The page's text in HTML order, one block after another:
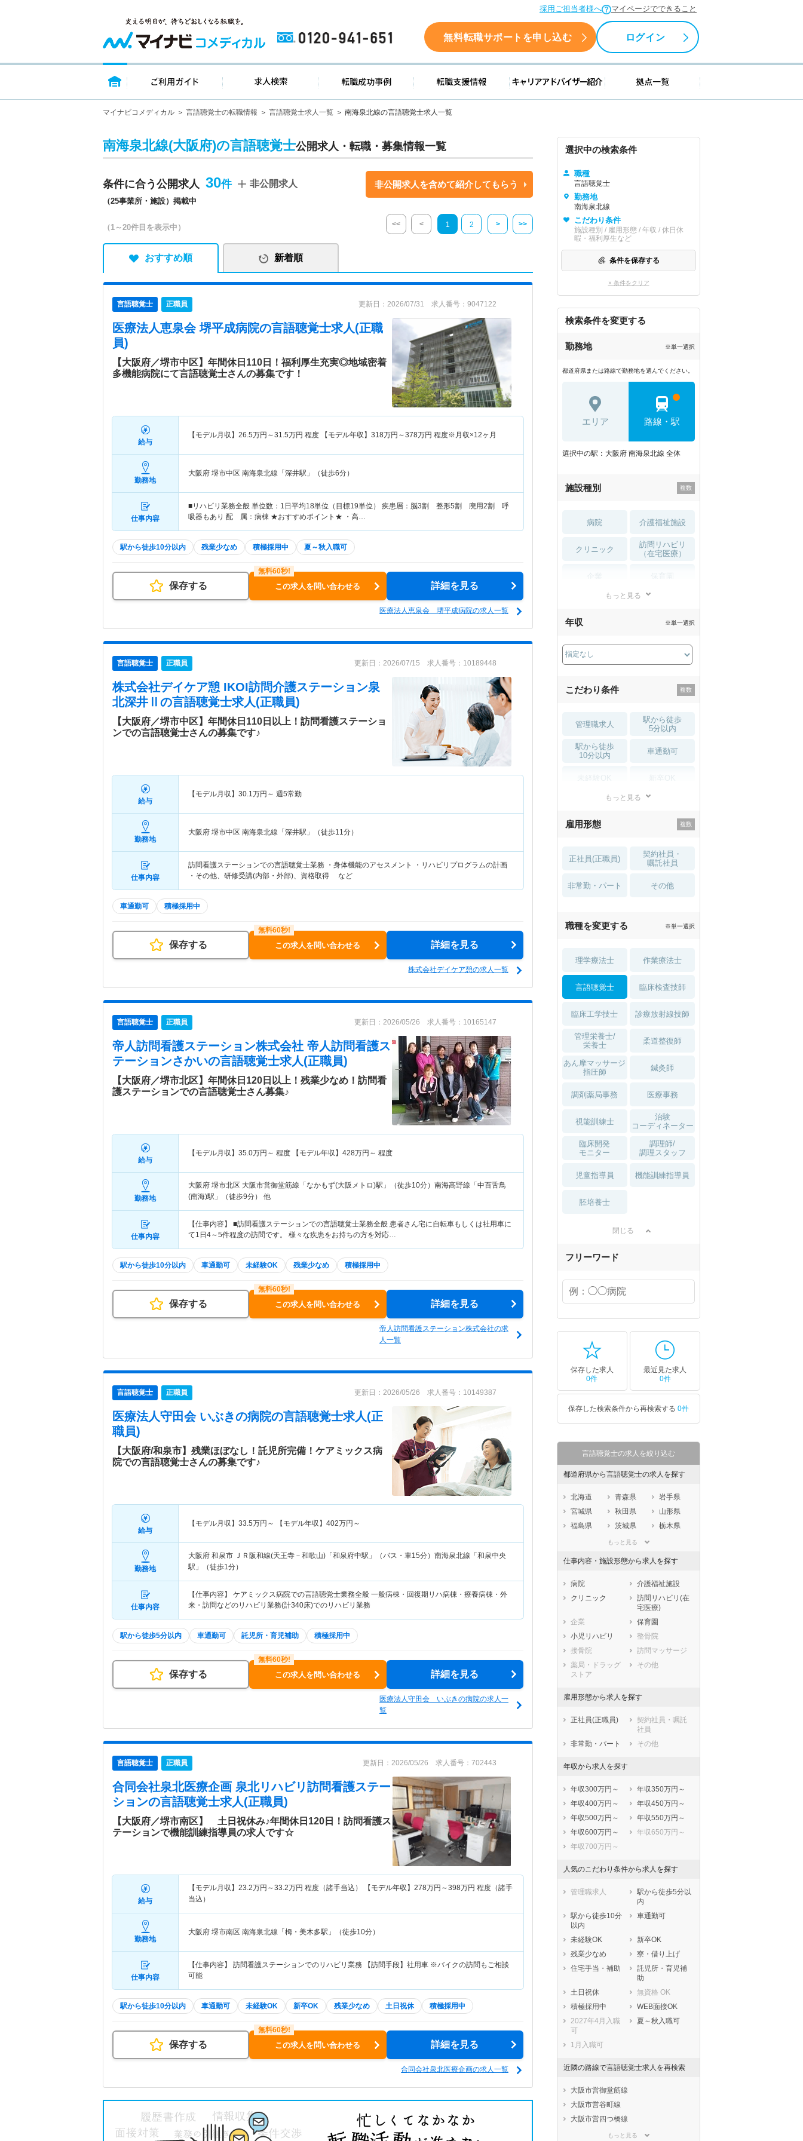
採用ご担当者様へ マイページでできること
0120-941-651 無料転職サポートを申し込む ログイン
トップページ ご利用ガイド 求人検索 転職成功事例 転職支援情報 キャリアアドバイザー紹介 拠点一覧
マイナビコメディカル 言語聴覚士の転職情報 言語聴覚士求人一覧 南海泉北線の言語聴覚士求人一覧
南海泉北線(大阪府)の言語聴覚士公開求人・転職・募集情報一覧
条件に合う公開求人 30
（25事業所・施設）掲載中
非公開求人 非公開求人を含めて紹介してもらう
（1～20件目を表示中） << < 1 2 > >>
おすすめ順 新着順
言語聴覚士 正職員 更新日：2026/07/31 求人番号：9047122
医療法人恵泉会 堺平成病院の言語聴覚士求人(正職
員)
【大阪府／堺市中区】年間休日110日！福利厚生充実◎地域密着
多機能病院にて言語聴覚士さんの募集です！
給与
【モデル月収】 26.5万円～31.5万円 程度 【モデル年収】 318万円～378万円 程度※月収×12ヶ月
勤務地
大阪府 堺市中区 南海泉北線「深井駅」（徒歩6分）
仕事内容
■リハビリ業務全般 単位数：1日平均18単位（目標19単位） 疾患層：脳3割 整形5割 廃用2割 呼
吸器もあり 配 属：病棟 ★おすすめポイント★ ・高…
駅から徒歩10分以内 残業少なめ 積極採用中 夏～秋入職可
保存する この求人を問い合わせる 詳細を見る
医療法人恵泉会 堺平成病院の求人一覧
言語聴覚士 正職員 更新日：2026/07/15 求人番号：10189448
株式会社デイケア憩 IKOI訪問介護ステーション泉
北深井Ⅱ の言語聴覚士求人(正職員)
【大阪府／堺市中区】年間休日110日以上！訪問看護ステーショ
ンでの言語聴覚士さんの募集です♪
給与
【モデル月収】 30.1万円～ 週5常勤
勤務地
大阪府 堺市中区 南海泉北線「深井駅」（徒歩11分）
仕事内容
訪問看護ステーションでの言語聴覚士業務 ・身体機能のアセスメント ・リハビリプログラムの計画
・その他、研修受講(内部・外部)、資格取得 など
車通勤可 積極採用中
保存する この求人を問い合わせる 詳細を見る
株式会社デイケア憩の求人一覧
言語聴覚士 正職員 更新日：2026/05/26 求人番号：10165147
帝人訪問看護ステーション株式会社 帝人訪問看護ス
テーションさかいの言語聴覚士求人(正職員)
【大阪府／堺市北区】年間休日120日以上！残業少なめ！訪問看
護ステーションでの言語聴覚士さん募集♪
給与
【モデル月収】 35.0万円～ 程度 【モデル年収】 428万円～ 程度
勤務地
大阪府 堺市北区 大阪市営御堂筋線「なかもず(大阪メトロ)駅」（徒歩10分）南海高野線「中百舌鳥
(南海)駅」（徒歩9分） 他
仕事内容
【仕事内容】 ■訪問看護ステーションでの言語聴覚士業務全般 患者さん宅に自転車もしくは社用車に
て1日4～5件程度の訪問です。 様々な疾患をお持ちの方を対応…
駅から徒歩10分以内 車通勤可 未経験OK 残業少なめ 積極採用中
保存する この求人を問い合わせる 詳細を見る
帝人訪問看護ステーション株式会社の求
人一覧
言語聴覚士 正職員 更新日：2026/05/26 求人番号：10149387
医療法人守田会 いぶきの病院の言語聴覚士求人(正
職員)
【大阪府/和泉市】残業ほぼなし！託児所完備！ケアミックス病
院での言語聴覚士さんの募集です♪
給与
【モデル月収】 33.5万円～ 【モデル年収】 402万円～
勤務地
大阪府 和泉市 ＪＲ阪和線(天王寺－和歌山)「和泉府中駅」（バス・車15分）南海泉北線「和泉中央
駅」（徒歩1分）
仕事内容
【仕事内容】 ケアミックス病院での言語聴覚士業務全般 一般病棟・回復期リハ病棟・療養病棟・外
来・訪問などのリハビリ業務(計340床)でのリハビリ業務
駅から徒歩5分以内 車通勤可 託児所・育児補助 積極採用中
保存する この求人を問い合わせる 詳細を見る
医療法人守田会 いぶきの病院の求人一
覧
言語聴覚士 正職員 更新日：2026/05/26 求人番号：702443
合同会社泉北医療企画 泉北リハビリ訪問看護ステー
ションの言語聴覚士求人(正職員)
【大阪府／堺市南区】 土日祝休み♪年間休日120日！訪問看護ス
テーションで機能訓練指導員の求人です☆
給与
【モデル月収】 23.2万円～33.2万円 程度（諸手当込） 【モデル年収】 278万円～398万円 程度（諸手
当込）
勤務地
大阪府 堺市南区 南海泉北線「栂・美木多駅」（徒歩10分）
仕事内容
【仕事内容】 訪問看護ステーションでのリハビリ業務 【訪問手段】社用車 ※バイクの訪問もご相談
可能
駅から徒歩10分以内 車通勤可 未経験OK 新卒OK 残業少なめ 土日祝休 積極採用中
保存する この求人を問い合わせる 詳細を見る
合同会社泉北医療企画の求人一覧
選択中の検索条件
職種
言語聴覚士
勤務地
南海泉北線
こだわり条件
施設種別 / 雇用形態 / 年収 / 休日休
暇・福利厚生など
条件を保存する
× 条件をクリア
検索条件を変更する
勤務地 ※単一選択
都道府県または路線で勤務地を選んでください。
エリア 路線・駅
選択中の駅：大阪府 南海泉北線 全体
施設種別
病院 介護福祉施設
クリニック
訪問リハビリ
（在宅医療）
薬局・
もっと見る
年収 ※単一選択
こだわり条件
管理職求人
駅から徒歩
5分以内
駅から徒歩
10分以内
車通勤可
住宅手当・補助
土日祝休 無資格 OK
積極採用中 WEB面接OK
もっと見る
雇用形態
正社員(正職員)
契約社員・
嘱託社員
非常勤・パート その他
職種を変更する ※単一選択
理学療法士 作業療法士
言語聴覚士 臨床検査技師
臨床工学技士 診療放射線技師
管理栄養士/
栄養士
柔道整復師
あん摩マッサージ
指圧師
鍼灸師
調剤薬局事務 医療事務
視能訓練士
治験
コーディネーター
臨床開発
モニター
調理師/
調理スタッフ
児童指導員 機能訓練指導員
胚培養士
閉じる
フリーワード
保存した求人
0件
最近見た求人
0件
保存した検索条件から再検索する 0件
言語聴覚士の求人を絞り込む
都道府県から言語聴覚士の求人を探す
北海道 青森県
岩手県
宮城県
秋田県
山形県
福島県
茨城県
栃木県
埼玉県
石川県
福井県
岐阜県
静岡県
愛知県
三重県
大阪府
兵庫県
奈良県
鳥取県
島根県
広島県
山口県
徳島県
香川県
愛媛県
熊本県
大分県
もっと見る
仕事内容・施設形態から求人を探す
病院
介護福祉施設
クリニック
訪問リハビリ(在
宅医療)
企業
保育園
小児リハビリ
整骨院
接骨院
訪問マッサージ
薬局・ドラッグ
ストア
その他
雇用形態から求人を探す
正社員(正職員)
契約社員・嘱託
社員
非常勤・パート
その他
年収から求人を探す
年収300万円～
年収350万円～
年収400万円～
年収450万円～
年収500万円～
年収550万円～
年収600万円～
年収650万円～
年収700万円～
人気のこだわり条件から求人を探す
管理職求人
駅から徒歩5分以
内
駅から徒歩10分
以内
車通勤可
未経験OK
新卒OK
残業少なめ
寮・借り上げ
住宅手当・補助
託児所・育児補
助
土日祝休
無資格 OK
積極採用中
WEB面接OK
2027年4月入職
可
夏～秋入職可
1月入職可
近隣の路線で言語聴覚士求人を再検索
大阪市営御堂筋線
大阪市営谷町線
大阪市営四つ橋線
大阪市営中央線もっと見る